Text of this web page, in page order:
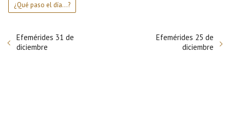
¿Qué paso el día...?
Efemérides 31 de
diciembre
Efemérides 25 de
diciembre